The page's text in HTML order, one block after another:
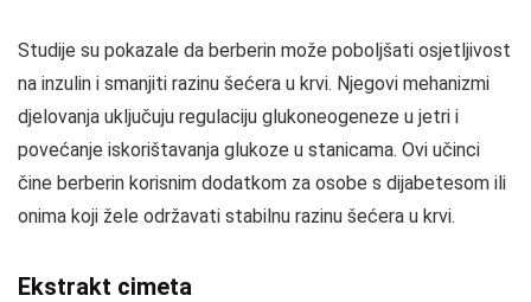
Studije su pokazale da berberin može poboljšati osjetljivost
na inzulin i smanjiti razinu šećera u krvi. Njegovi mehanizmi
djelovanja uključuju regulaciju glukoneogeneze u jetri i
povećanje iskorištavanja glukoze u stanicama. Ovi učinci
čine berberin korisnim dodatkom za osobe s dijabetesom ili
onima koji žele održavati stabilnu razinu šećera u krvi.
Ekstrakt cimeta